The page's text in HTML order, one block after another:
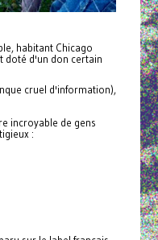
habitant Chicago
doté d'un don certain
cruel d'information),
incroyable de gens
: